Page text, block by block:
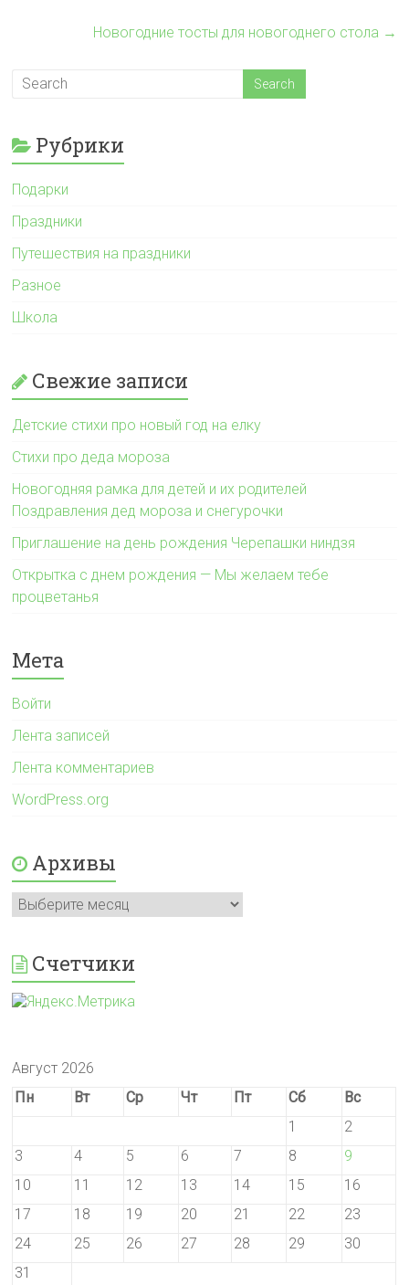
Новогодние тосты для новогоднего стола →
Рубрики
Подарки
Праздники
Путешествия на праздники
Разное
Школа
Свежие записи
Детские стихи про новый год на елку
Стихи про деда мороза
Новогодняя рамка для детей и их родителей
Поздравления дед мороза и снегурочки
Приглашение на день рождения Черепашки ниндзя
Открытка с днем рождения — Мы желаем тебе
процветанья
Мета
Войти
Лента записей
Лента комментариев
WordPress.org
Архивы
Архивы
Счетчики
Август 2026
Пн
Вт Ср Чт Пт Сб
Вс
1
2
3
4 5 6 7 8
9
10
11 12 13 14 15
16
17
18 19 20 21 22
23
24
25 26 27 28 29
30
31